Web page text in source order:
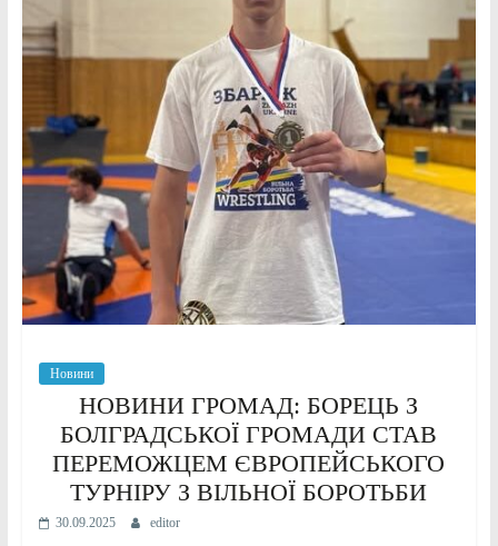
Новини
НОВИНИ ГРОМАД: БОРЕЦЬ З
БОЛГРАДСЬКОЇ ГРОМАДИ СТАВ
ПЕРЕМОЖЦЕМ ЄВРОПЕЙСЬКОГО
ТУРНІРУ З ВІЛЬНОЇ БОРОТЬБИ
30.09.2025 editor